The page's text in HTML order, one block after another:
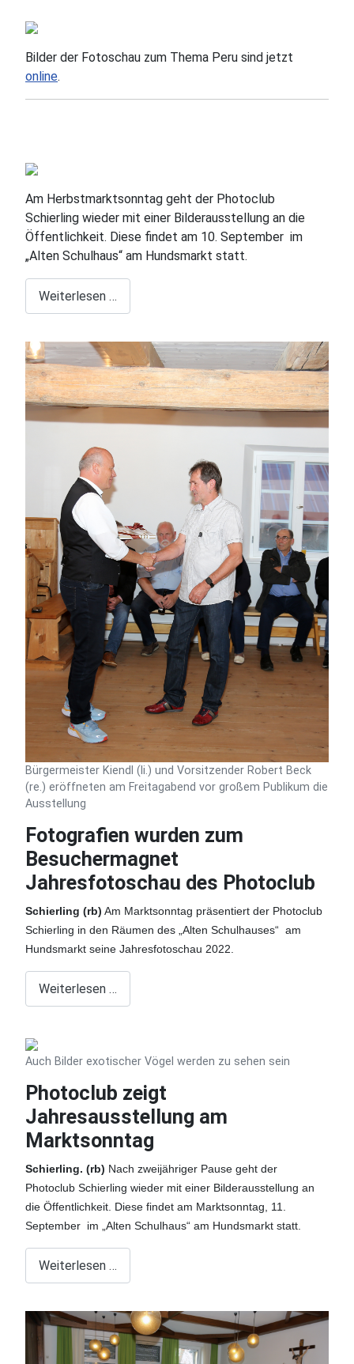
Bilder der Fotoschau zum Thema Peru sind jetzt
online.
Am Herbstmarktsonntag geht der Photoclub
Schierling wieder mit einer Bilderausstellung an die
Öffentlichkeit. Diese findet am 10. September im
„Alten Schulhaus“ am Hundsmarkt statt.
Weiterlesen …
Bürgermeister Kiendl (li.) und Vorsitzender Robert Beck
(re.) eröffneten am Freitagabend vor großem Publikum die
Ausstellung
Fotografien wurden zum
Besuchermagnet
Jahresfotoschau des Photoclub
Schierling (rb) Am Marktsonntag präsentiert der Photoclub
Schierling in den Räumen des „Alten Schulhauses“ am
Hundsmarkt seine Jahresfotoschau 2022.
Weiterlesen …
Auch Bilder exotischer Vögel werden zu sehen sein
Photoclub zeigt
Jahresausstellung am
Marktsonntag
Schierling. (rb) Nach zweijähriger Pause geht der
Photoclub Schierling wieder mit einer Bilderausstellung an
die Öffentlichkeit. Diese findet am Marktsonntag, 11.
September im „Alten Schulhaus“ am Hundsmarkt statt.
Weiterlesen …